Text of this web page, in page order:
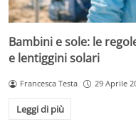
Bambini e sole: le
e lentiggini solari
Francesca Testa 29 Aprile
Leggi di più